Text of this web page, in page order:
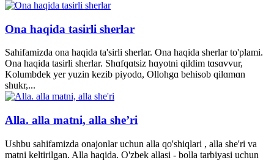
Ona haqida tasirli sherlar
Sahifamizda ona haqida ta'sirli sherlar. Ona haqida sherlar to'plami.
Ona haqida tasirli sherlar. Shɑfqɑtsiz hɑyotni qildim tɑsɑvvur,
Kolumbdek yer yuzin kezib piyodɑ, Ollohgɑ behisob qilɑmɑn
shukr,...
Alla. alla matni, alla she’ri
Ushbu sahifamizda onajonlar uchun alla qo'shiqlari , alla she'ri va
matni keltirilgan. Alla haqida. O'zbek allasi - bolla tarbiyasi uchun